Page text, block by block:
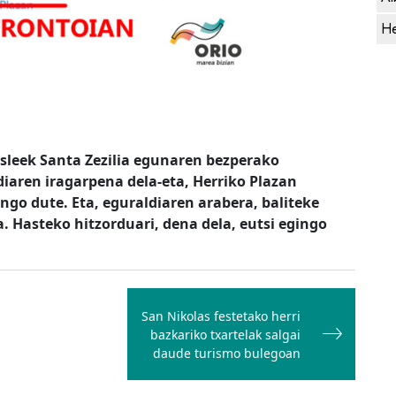
Santa Zezilia egunaren bezperako
iragarpena dela-eta, Herriko Plazan
dute. Eta, eguraldiaren arabera, baliteke
Hasteko hitzorduari, dena dela, eutsi egingo
San Nikolas festetako herri
bazkariko txartelak salgai
daude turismo bulegoan